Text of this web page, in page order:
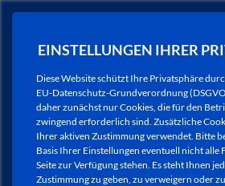
EINSTELLUNGEN IHRER
Diese Website schützt Ihre Privatsphäre
EU-Datenschutz-Grundverordnung
daher zunächst nur Cookies, die für den
zwingend erforderlich sind. Zusätzliche
Ihrer aktiven Zustimmung verwendet. Bitte
Basis Ihrer Einstellungen eventuell nicht
Seite zur Verfügung stehen. Es steht Ihnen
Zustimmung zu geben, zu verweigern oder